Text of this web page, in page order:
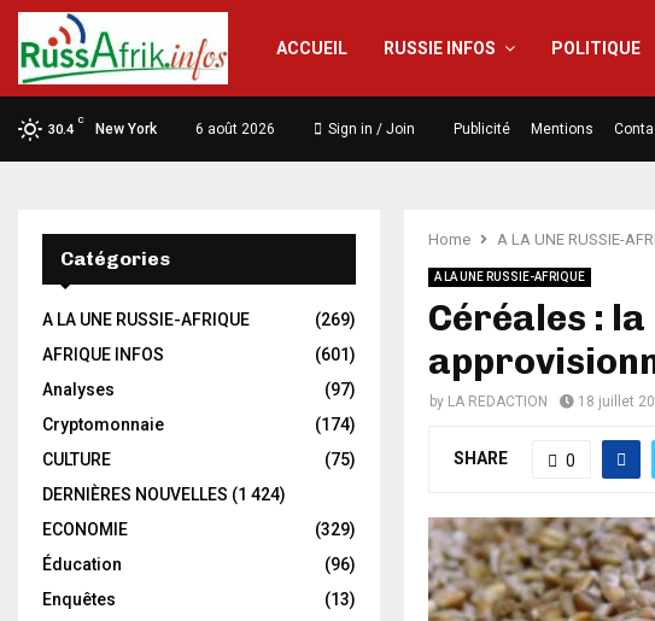
ACCUEIL RUSSIE INFOS POLITIQUE
30.4
C
New York 6 août 2026 Sign in / Join Publicité Mentions
Home A LA UNE RUSSIE-
A LA UNE RUSSIE-AFRIQUE
Céréales :
by LA REDACTION 18 juillet
SHARE 0
Catégories
A LA UNE RUSSIE-AFRIQUE
(269)
AFRIQUE INFOS
(601)
Analyses
(97)
Cryptomonnaie
(174)
CULTURE
(75)
DERNIÈRES NOUVELLES (1 424)
ECONOMIE
(329)
Éducation
(96)
Enquêtes
(13)